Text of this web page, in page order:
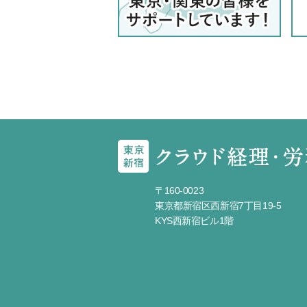
〒160-0023
東京都新宿区西新宿7丁目19-5
KYS西新宿ビル1階